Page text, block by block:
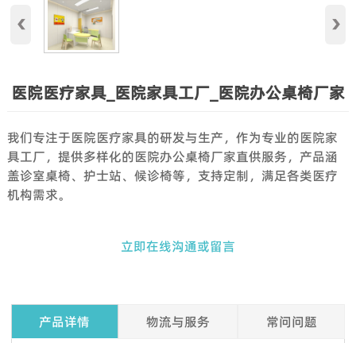
‹ ›
医院医疗家具_医院家具工厂_医院办公桌椅厂家
我们专注于医院医疗家具的研发与生产，作为专业的医院家
具工厂，提供多样化的医院办公桌椅厂家直供服务，产品涵
盖诊室桌椅、护士站、候诊椅等，支持定制，满足各类医疗
机构需求。
立即在线沟通或留言
产品详情 物流与服务 常问问题